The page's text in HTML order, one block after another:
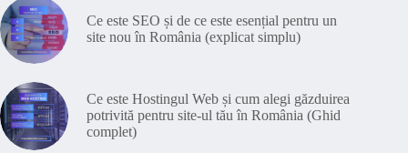
Ce este SEO și de ce este esențial pentru un
site nou în România (explicat simplu)
Ce este Hostingul Web și cum alegi găzduirea
potrivită pentru site-ul tău în România (Ghid
complet)